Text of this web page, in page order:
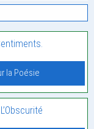
la Poésie